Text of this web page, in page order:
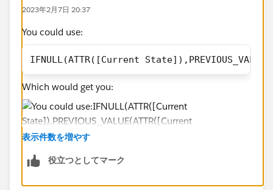
2023年2月7日 20:37
You could use:
IFNULL(ATTR([Current
Which would get you:
It is a table calculation and as such requires the detail
表示件数を増やす
役立つとしてマーク